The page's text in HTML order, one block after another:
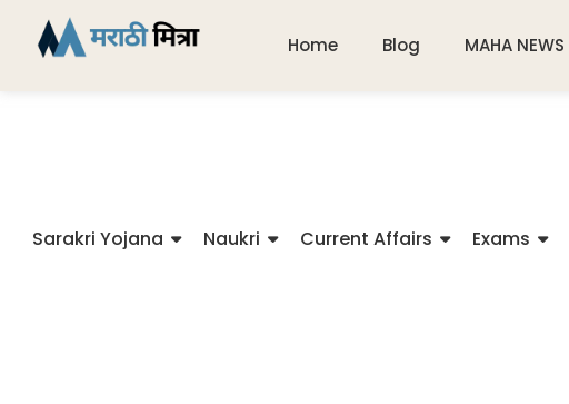
Home Blog MAHA NEWS
Sarakri Yojana Naukri Current Affairs Exams